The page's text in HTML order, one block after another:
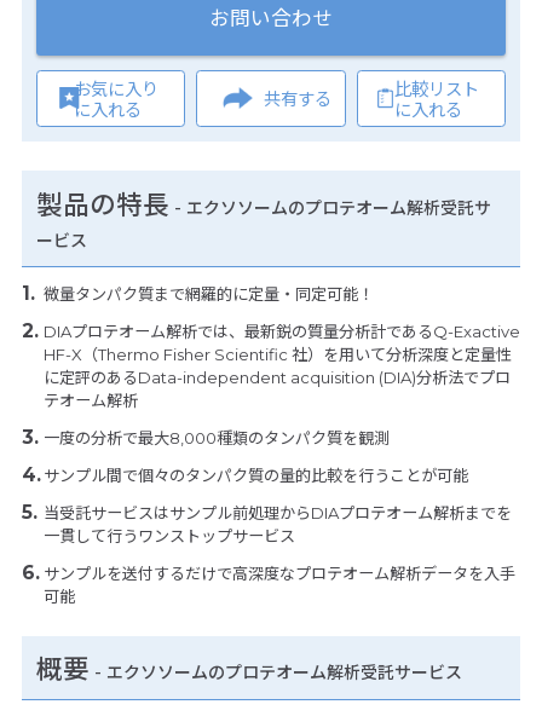
お問い合わせ
お気に入り
に入れる
共有する
比較リスト
に入れる
製品の特長 - エクソソームのプロテオーム解析受託サ
ービス
微量タンパク質まで網羅的に定量・同定可能！
DIAプロテオーム解析では、最新鋭の質量分析計であるQ-Exactive
HF-X（Thermo Fisher Scientific 社）を用いて分析深度と定量性
に定評のあるData-independent acquisition (DIA)分析法でプロ
テオーム解析
一度の分析で最大8,000種類のタンパク質を観測
サンプル間で個々のタンパク質の量的比較を行うことが可能
当受託サービスはサンプル前処理からDIAプロテオーム解析までを
一貫して行うワンストップサービス
サンプルを送付するだけで高深度なプロテオーム解析データを入手
可能
概要 - エクソソームのプロテオーム解析受託サービス